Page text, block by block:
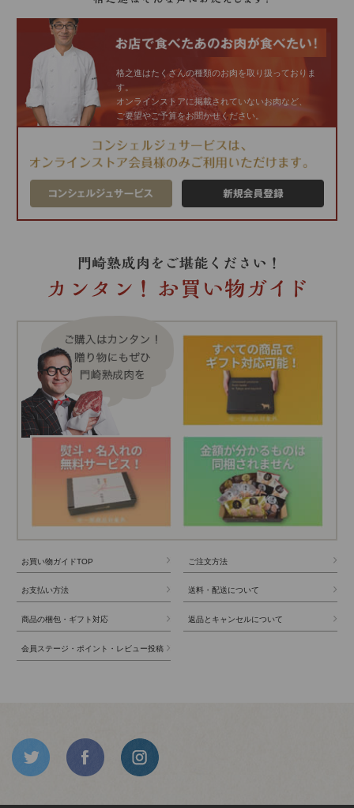
格之進はたくさんの種類のお肉を取り扱っておりま
す。
オンラインストアに掲載されていないお肉など、
ご要望やご予算をお聞かせください。
お買い物ガイドTOP ご注文方法
お支払い方法 送料・配送について
商品の梱包・ギフト対応 返品とキャンセルについて
会員ステージ・ポイント・レビュー投稿